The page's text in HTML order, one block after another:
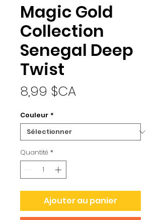
Magic Gold
Collection
Senegal Deep
Twist
8,99 $CAPrix
Couleur *
Quantité *
Ajouter au panier